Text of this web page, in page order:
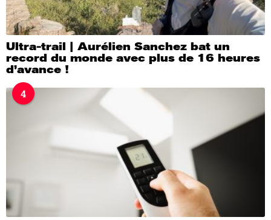
Ultra-trail | Aurélien Sanchez bat un
record du monde avec plus de 16 heures
d’avance !
4